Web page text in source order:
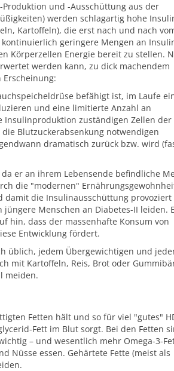
und -Ausschüttung aus der
werden schlagartig hohe
Kartoffeln), die erst nach und nach
geringere Mengen an
Körperzellen Energie bereit zu stellen.
werden kann, zu dick machendem
befähigt ist, im Laufe
und eine limitierte Anzahl an
Insulinproduktion zuständigen Zellen der
Blutzuckerabsenkung notwendigen
dramatisch zurück bzw. wird
er an ihrem Lebensende befindliche
die "modernen"
die Insulinausschüttung provoziert
Menschen an Diabetes-II leiden.
hin, dass der massenhafte Konsum von
Entwicklung fördert.
üblich, jedem Übergewichtigen und
mit Kartoffeln, Reis, Brot oder
meiden.
Fetten hält und so für viel "gutes"
Fett im Blut sorgt. Bei den Fetten
– und wesentlich mehr Omega-3-
Nüsse essen. Gehärtete Fette (meist als